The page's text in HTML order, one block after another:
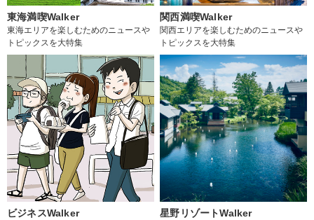
東海満喫Walker
東海エリアを楽しむためのニュースや
トピックスを大特集
関西満喫Walker
関西エリアを楽しむためのニュースや
トピックスを大特集
ビジネスWalker 星野リゾートWalker